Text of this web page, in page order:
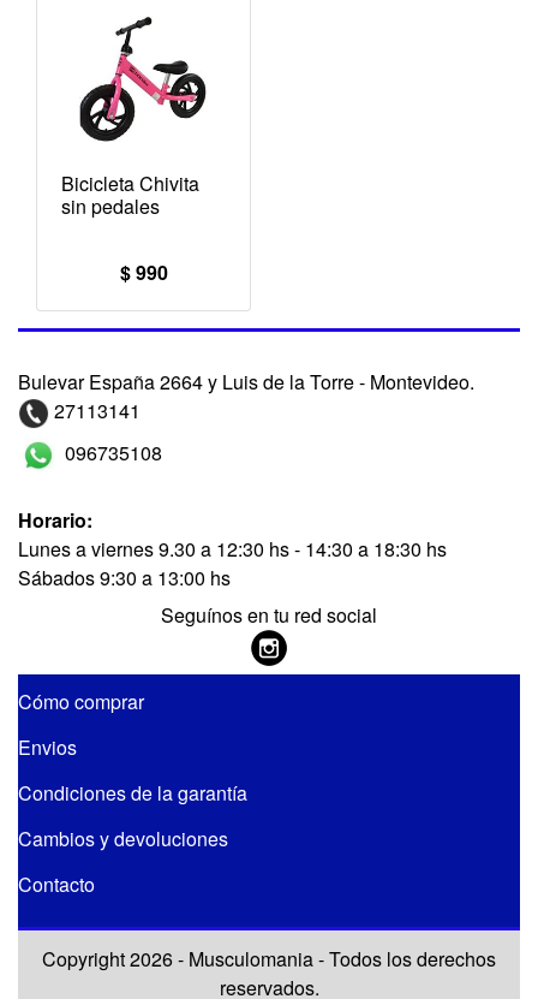
Bicicleta Chivita
sin pedales
$ 990
Bulevar España 2664 y Luis de la Torre - Montevideo.
27113141
096735108
Horario:
Lunes a viernes 9.30 a 12:30 hs - 14:30 a 18:30 hs
Sábados 9:30 a 13:00 hs
Seguínos en tu red social
Cómo comprar
Envios
Condiciones de la garantía
Cambios y devoluciones
Contacto
Copyright 2026 - Musculomania - Todos los derechos
reservados.